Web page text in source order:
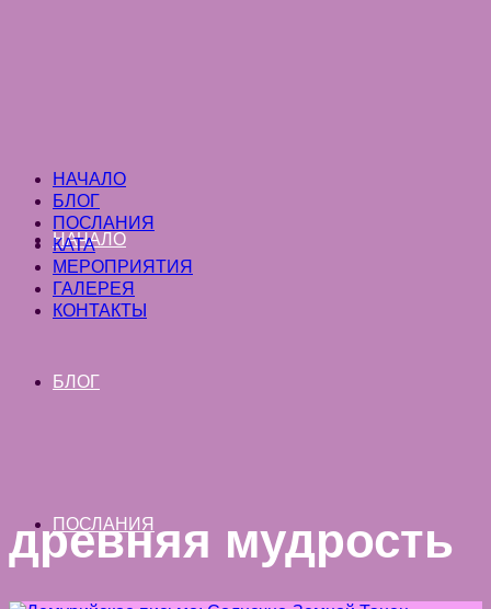
НАЧАЛО
БЛОГ
ПОСЛАНИЯ
НАЧАЛО
БЛОГ
ПОСЛАНИЯ
КАТА
МЕРОПРИЯТИЯ
ГАЛЕРЕЯ
КОНТАКТЫ
древняя мудрость